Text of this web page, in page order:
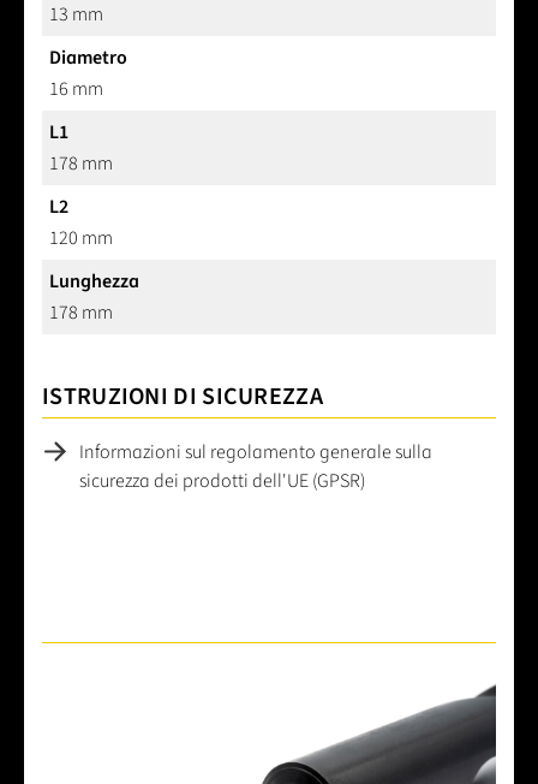
13 mm
Diametro
16 mm
L1
178 mm
L2
120 mm
Lunghezza
178 mm
ISTRUZIONI DI SICUREZZA
Informazioni sul regolamento generale sulla
sicurezza dei prodotti dell'UE (GPSR)